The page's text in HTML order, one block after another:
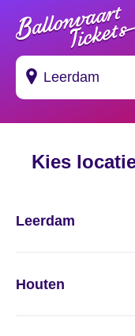
Suggesties
's Gravendeel
's Gravenpolder
's Gravenzande
Kies
Leerdam
Houten